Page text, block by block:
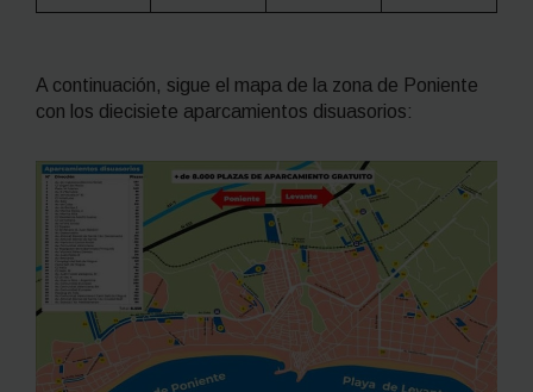
A continuación, sigue el mapa de la zona de Poniente
con los diecisiete aparcamientos disuasorios: